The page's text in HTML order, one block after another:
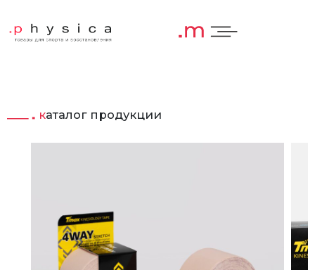
каталог продукции